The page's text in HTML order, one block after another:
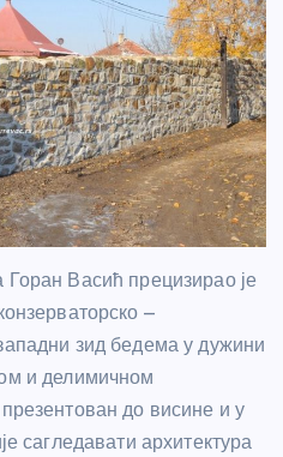
Васић прецизирао је
–
зид бедема у дужини
и делимичном
до висине и у
сагледавати архитектура